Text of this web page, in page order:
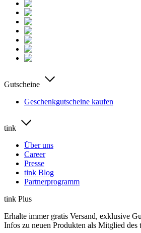
Gutscheine
Geschenkgutscheine kaufen
tink
Über uns
Career
Presse
tink Blog
Partnerprogramm
tink Plus
Erhalte immer gratis Versand, exklusive
Infos zu neuen Produkten als Mitglied des